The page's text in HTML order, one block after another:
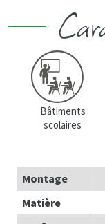
Bâtiments
scolaires
Montage
Matière